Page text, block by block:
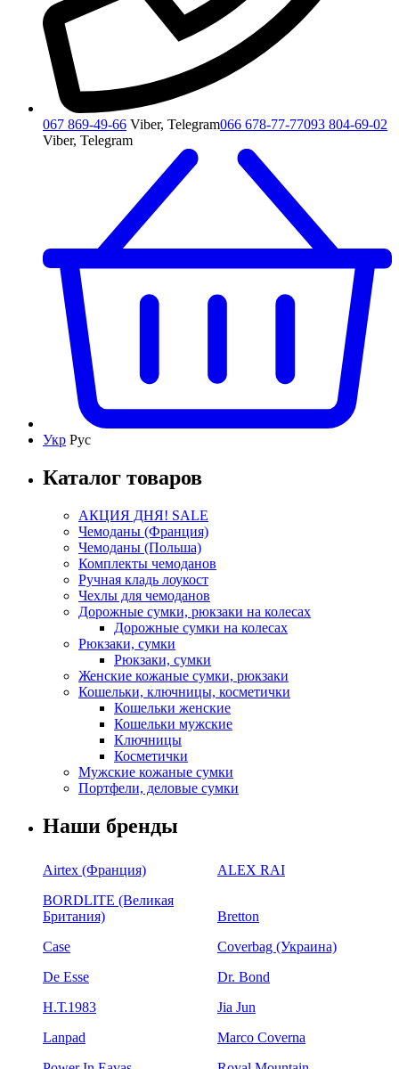
067 869-49-66 Viber, Telegram066 678-77-77093 804-69-02
Viber, Telegram
Укр Рус
Каталог товаров
АКЦИЯ ДНЯ! SALE
Чемоданы (Франция)
Чемоданы (Польша)
Комплекты чемоданов
Ручная кладь лоукост
Чехлы для чемоданов
Дорожные сумки, рюкзаки на колесах
Дорожные сумки на колесах
Рюкзаки, сумки
Рюкзаки, сумки
Женские кожаные сумки, рюкзаки
Кошельки, ключницы, косметички
Кошельки женские
Кошельки мужские
Ключницы
Косметички
Мужские кожаные сумки
Портфели, деловые сумки
Наши бренды
Airtex (Франция)
ALEX RAI
BORDLITE (Великая
Британия)
Bretton
Case
Coverbag (Украина)
De Esse
Dr. Bond
H.Т.1983
Jia Jun
Lanpad
Marco Coverna